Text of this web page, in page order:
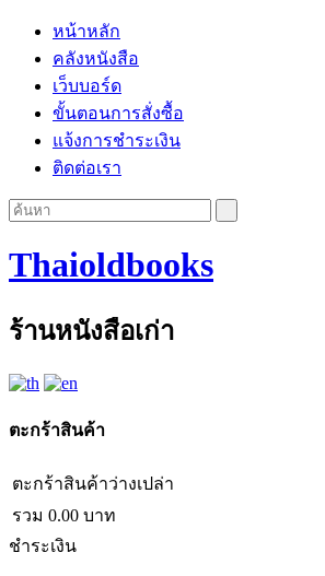
หน้าหลัก
คลังหนังสือ
เว็บบอร์ด
ขั้นตอนการสั่งซื้อ
แจ้งการชำระเงิน
ติดต่อเรา
Thaioldbooks
ร้านหนังสือเก่า
ตะกร้าสินค้า
ตะกร้าสินค้าว่างเปล่า
รวม 0.00 บาท
ชำระเงิน